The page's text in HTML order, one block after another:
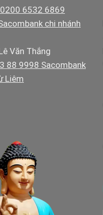
6532 6869
chi nhánh
Văn Thắng
88 9998 Sacombank
Liêm